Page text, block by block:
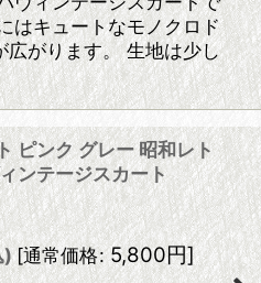
はキュートなモノクロド
広がります。 生地は少し
ピンク グレー 昭和レト
ンテージスカート
)[通常価格: 5,800円]